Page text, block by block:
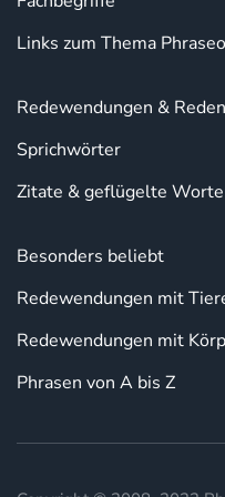
Links zum Thema
Redewendungen &
Sprichwörter
Zitate & geflügelte Worte
Besonders beliebt
Redewendungen mit
Redewendungen mit
Phrasen von A bis Z